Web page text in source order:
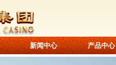
新闻中心 产品中心